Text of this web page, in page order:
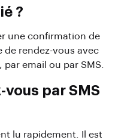
?
une confirmation de
de rendez-vous avec
email ou par SMS.
par SMS
lu rapidement. Il est